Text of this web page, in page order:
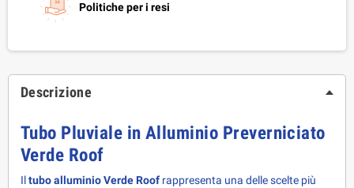
Politiche per i resi
Descrizione
Tubo Pluviale in Alluminio Preverniciato
Verde Roof
Il tubo alluminio Verde Roof rappresenta una delle scelte più